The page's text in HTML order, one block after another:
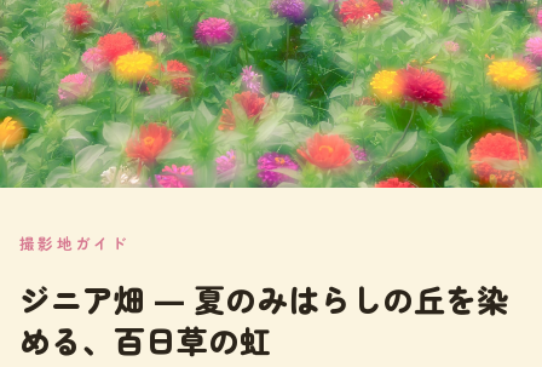
撮影地ガイド
ジニア畑 ― 夏のみはらしの丘を染
める、百日草の虹